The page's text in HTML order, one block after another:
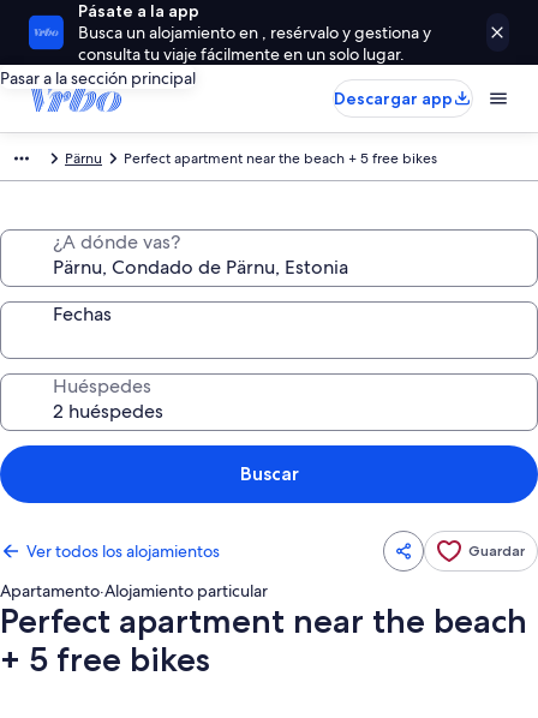
Pásate a la app
Busca un alojamiento en , resérvalo y gestiona y
consulta tu viaje fácilmente en un solo lugar.
Pasar a la sección principal
Descargar app
Pärnu Perfect apartment near the beach + 5 free bikes
¿A dónde vas?
Fechas
Huéspedes
Buscar
Ver todos los alojamientos Guardar
Apartamento·Alojamiento particular
Perfect apartment near the beach
+ 5 free bikes